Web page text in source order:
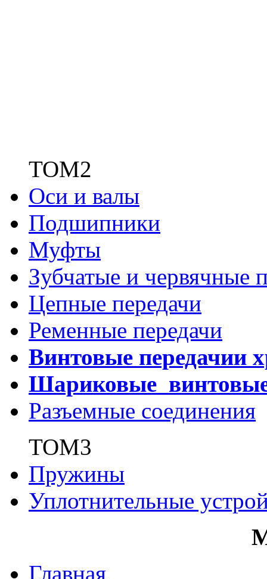
ТОМ2
Оси и валы
Подшипники
Муфты
Зубчатые и червячные
Цепные передачи
Ременные передачи
Винтовые передачии
Шариковые
Разъемные соединения
ТОМ3
Пружины
Уплотнительные
Главная